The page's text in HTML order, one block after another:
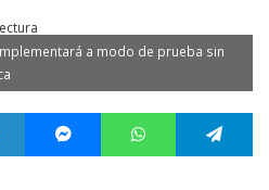
a modo de prueba sin
LinkedIn MessengerWhatsApp